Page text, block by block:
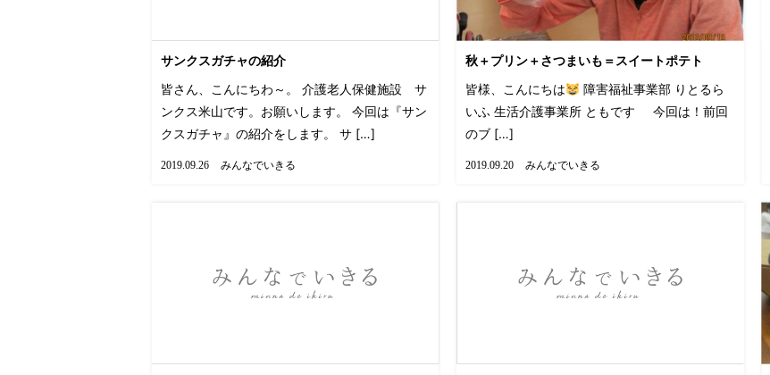
サンクスガチャの紹介
皆さん、こんにちわ～。 介護老人保健施設 サ
ンクス米山です。お願いします。 今回は『サン
クスガチャ』の紹介をします。 サ […]
2019.09.26 みんなでいきる
秋＋プリン＋さつまいも＝スイートポテト
皆様、こんにちは
障害福祉事業部 りとるら
いふ 生活介護事業所 ともです 今回は！前回
のブ […]
2019.09.20 みんなでいきる